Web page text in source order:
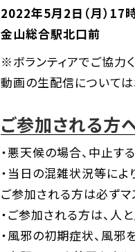
2022年5月2日（月）17
金山総合駅北口前
※ボランティアでご協力
動画の生配信については
ご参加される方
・悪天候の場合、中止す
・当日の混雑状況等によ
ご参加される方は必ずマ
・ご参加される方は、人
・風邪の初期症状、風邪